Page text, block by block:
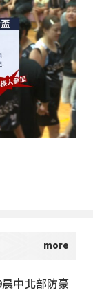
中北部防豪